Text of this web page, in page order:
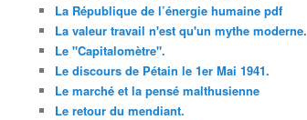
La République de l’énergie humaine pdf
La valeur travail n'est qu'un mythe moderne.
Le "Capitalomètre".
Le discours de Pétain le 1er Mai 1941.
Le marché et la pensé malthusienne
Le retour du mendiant.